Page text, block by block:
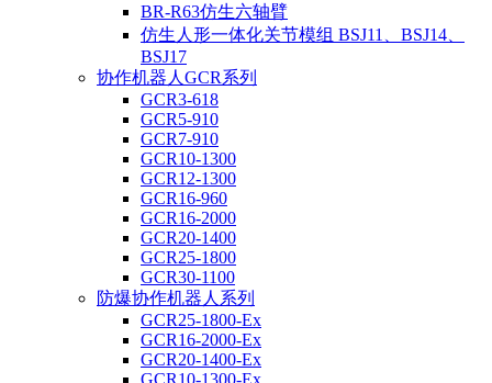
BR-R63仿生六轴臂
仿生人形一体化关节模组 BSJ11、BSJ14、
BSJ17
协作机器人GCR系列
GCR3-618
GCR5-910
GCR7-910
GCR10-1300
GCR12-1300
GCR16-960
GCR16-2000
GCR20-1400
GCR25-1800
GCR30-1100
防爆协作机器人系列
GCR25-1800-Ex
GCR16-2000-Ex
GCR20-1400-Ex
GCR10-1300-Ex